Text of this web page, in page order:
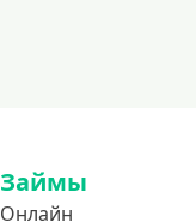
Займы
Онлайн